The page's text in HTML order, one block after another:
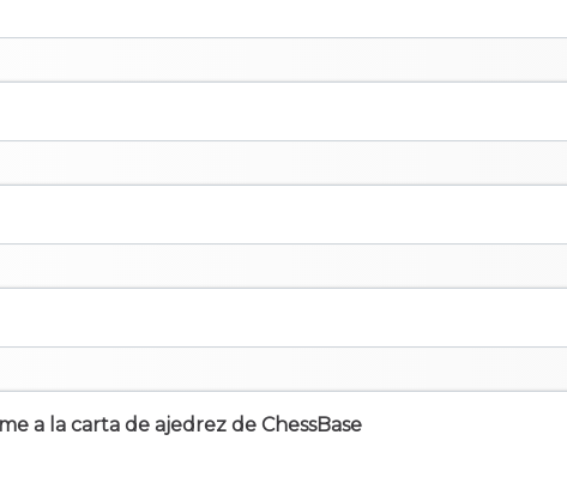
a la carta de ajedrez de ChessBase